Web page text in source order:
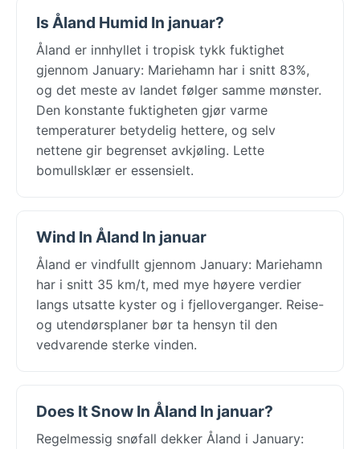
Is Åland Humid In januar?
Åland er innhyllet i tropisk tykk fuktighet
gjennom January: Mariehamn har i snitt 83%,
og det meste av landet følger samme mønster.
Den konstante fuktigheten gjør varme
temperaturer betydelig hettere, og selv
nettene gir begrenset avkjøling. Lette
bomullsklær er essensielt.
Wind In Åland In januar
Åland er vindfullt gjennom January: Mariehamn
har i snitt 35 km/t, med mye høyere verdier
langs utsatte kyster og i fjelloverganger. Reise-
og utendørsplaner bør ta hensyn til den
vedvarende sterke vinden.
Does It Snow In Åland In januar?
Regelmessig snøfall dekker Åland i January: